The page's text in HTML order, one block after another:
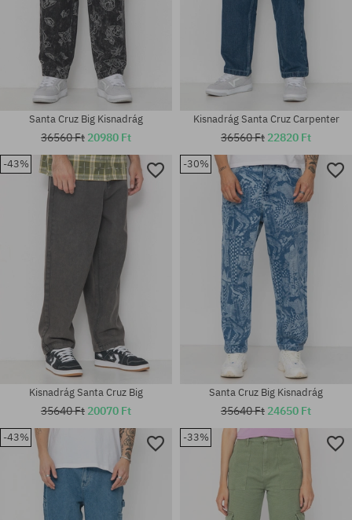
Elérhető méretek:
Elérhető méretek:
30; 32; 34
Elérhető méretek:
30; 32; 34
Santa Cruz Big Kisnadrág
36560 Ft 20980 Ft
Elérhető méretek:
30; 32; 34
Kisnadrág Santa Cruz Carpenter
36560 Ft 22820 Ft
-43%
Kisnadrág Santa Cruz Big
35640 Ft 20070 Ft
-30%
Santa Cruz Big Kisnadrág
35640 Ft 24650 Ft
-43% -33%